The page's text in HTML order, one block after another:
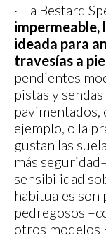
· La Bestard
impermeable,
ideada para
travesías a
pendientes
pistas y
pavimentados,
ejemplo, o la
gustan las
más
sensibilidad
habituales
pedregosos
otros modelos